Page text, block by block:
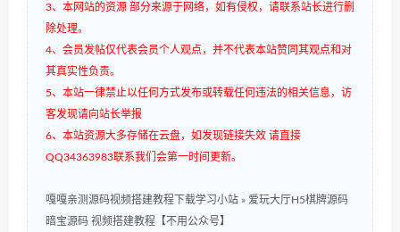
3、本网站的资源 部分来源于网络，如有侵权，请联系站长进行删
除处理。
4、会员发帖仅代表会员个人观点，并不代表本站赞同其观点和对
其真实性负责。
5、本站一律禁止以任何方式发布或转载任何违法的相关信息，访
客发现请向站长举报
6、本站资源大多存储在云盘，如发现链接失效 请直接
QQ34363983联系我们会第一时间更新。
嘎嘎亲测源码视频搭建教程下载学习小站 » 爱玩大厅H5棋牌源码
暗宝源码 视频搭建教程【不用公众号】